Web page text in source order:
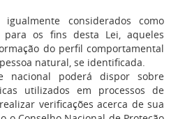
considerados como
para os fins desta Lei, aqueles
do perfil comportamental
natural, se identificada.
nacional poderá dispor sobre
utilizados em processos de
verificações acerca de sua